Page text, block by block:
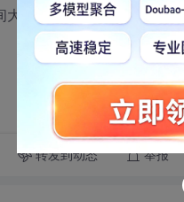
就行。我也看不懂return
转发到动态 举报